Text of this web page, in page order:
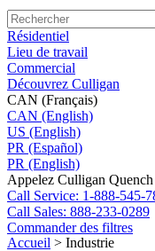
Résidentiel
Lieu de travail
Commercial
Découvrez Culligan
CAN (Français)
CAN (English)
US (English)
PR (Español)
PR (English)
Appelez Culligan Quench
Call Service: 1-888-545-
Call Sales: 888-233-0289
Commander des filtres
Accueil > Industrie